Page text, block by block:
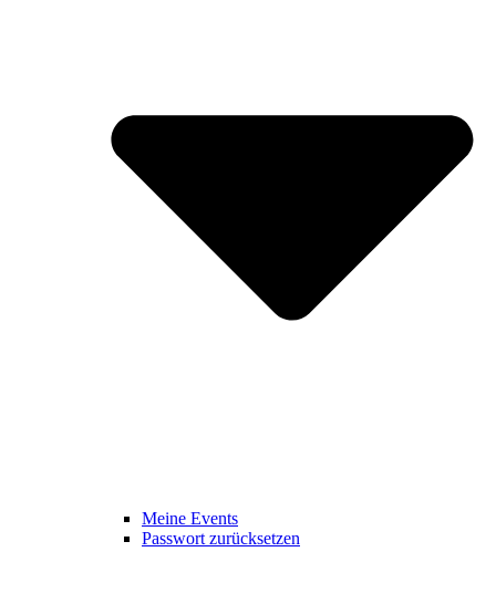
Meine Events
Passwort zurücksetzen